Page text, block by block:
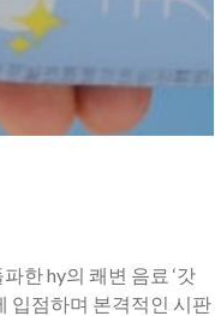
한 hy의 쾌변 음료 ‘갓
입점하며 본격적인 시판